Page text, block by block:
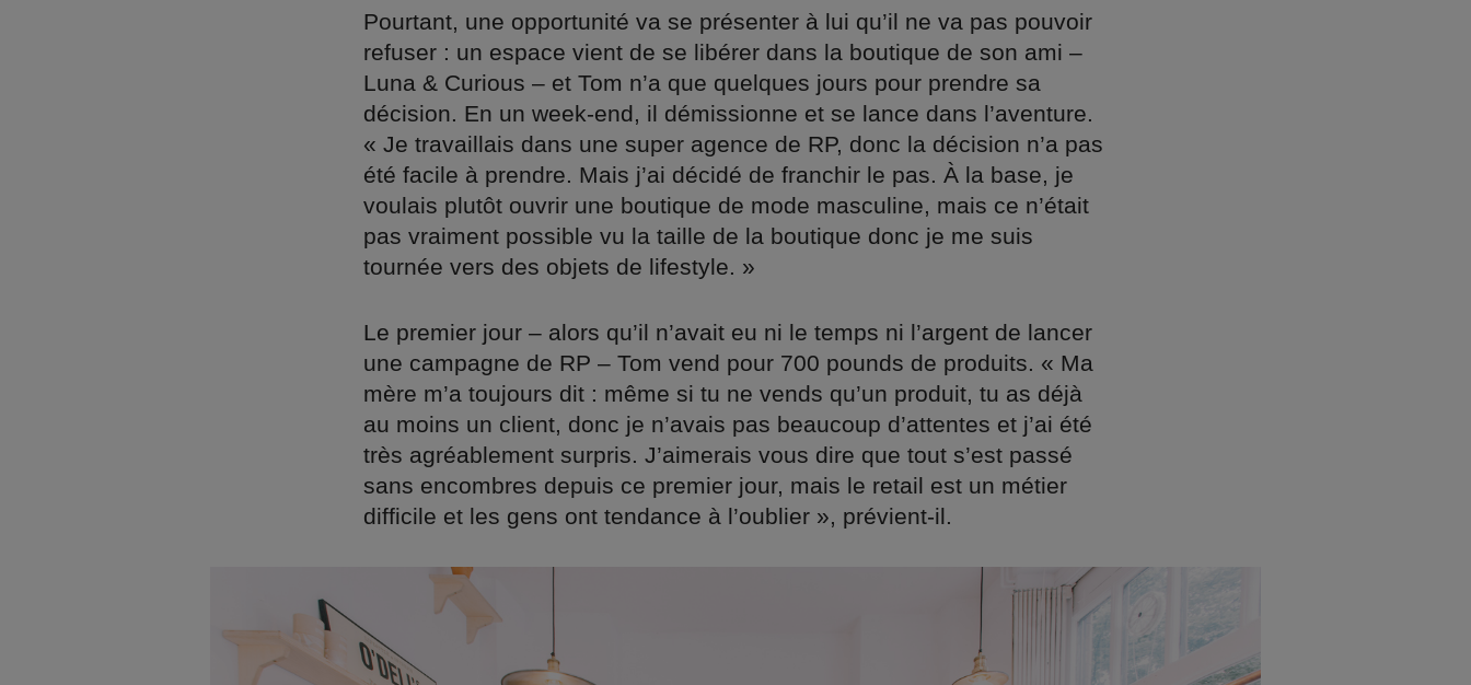
Pourtant, une opportunité va se présenter à lui qu’il ne va pas pouvoir
refuser : un espace vient de se libérer dans la boutique de son ami –
Luna & Curious – et Tom n’a que quelques jours pour prendre sa
décision. En un week-end, il démissionne et se lance dans l’aventure.
« Je travaillais dans une super agence de RP, donc la décision n’a pas
été facile à prendre. Mais j’ai décidé de franchir le pas. À la base, je
voulais plutôt ouvrir une boutique de mode masculine, mais ce n’était
pas vraiment possible vu la taille de la boutique donc je me suis
tournée vers des objets de lifestyle. »
Le premier jour – alors qu’il n’avait eu ni le temps ni l’argent de lancer
une campagne de RP – Tom vend pour 700 pounds de produits. « Ma
mère m’a toujours dit : même si tu ne vends qu’un produit, tu as déjà
au moins un client, donc je n’avais pas beaucoup d’attentes et j’ai été
très agréablement surpris. J’aimerais vous dire que tout s’est passé
sans encombres depuis ce premier jour, mais le retail est un métier
difficile et les gens ont tendance à l’oublier », prévient-il.